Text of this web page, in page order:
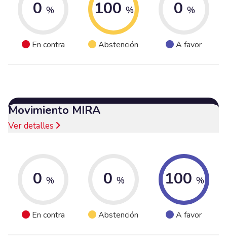
0 %
En contra
100 %
Abstención
0 %
A favor
Movimiento MIRA
Ver detalles
0 %
En contra
0 %
Abstención
100 %
A favor